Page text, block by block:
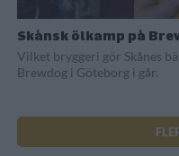
Skånsk ölkamp på
Vilket bryggeri gör Skånes
Brewdog i Göteborg i går.